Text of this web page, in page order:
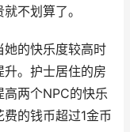
不划算了。
她的快乐度较高时
。护士居住的房
两个NPC的快乐
的钱币超过1金币